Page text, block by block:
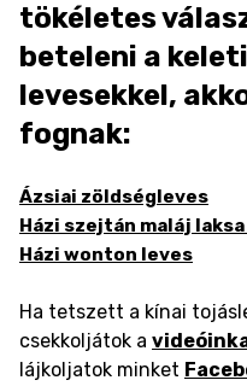
tökéletes
beteleni a
levesekkel,
fognak:
Ázsiai zöldségleves
Házi szejtán maláj
Házi wonton leves
Ha tetszett a kínai
csekkoljátok a
lájkoljatok minket